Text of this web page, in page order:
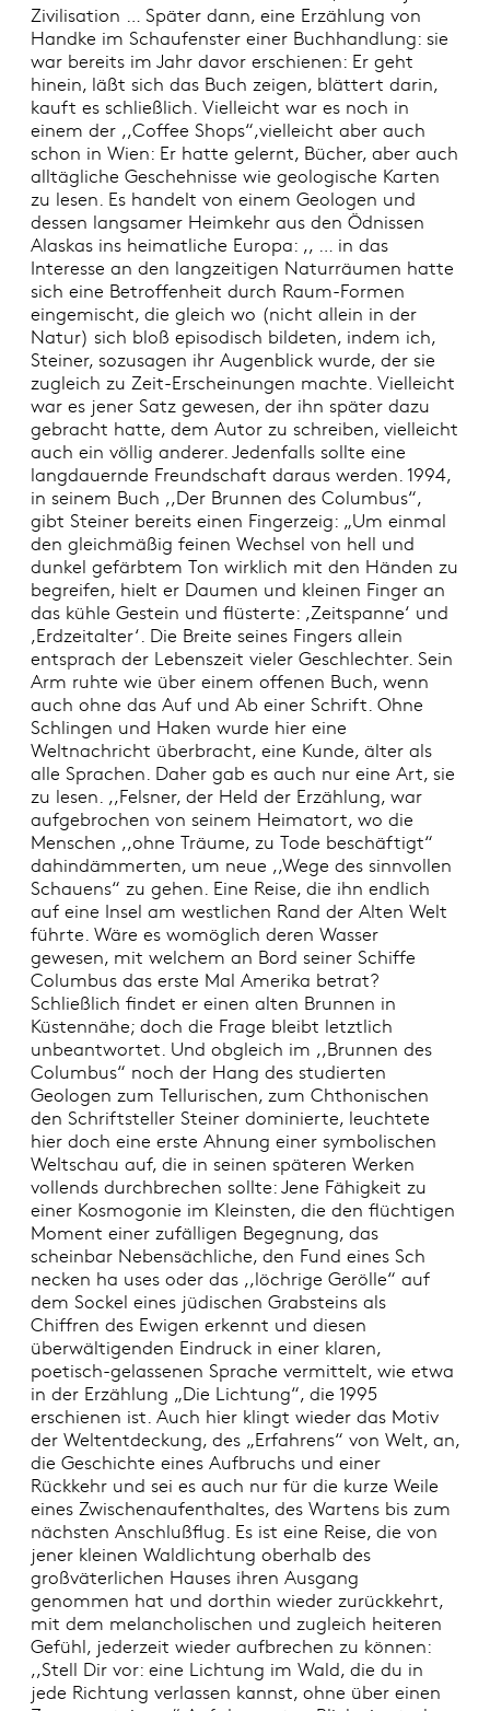
Zivilisation … Später dann, eine Erzählung von
Handke im Schaufenster einer Buchhandlung: sie
war bereits im Jahr davor erschienen: Er geht
hinein, läßt sich das Buch zeigen, blättert darin,
kauft es schließlich. Vielleicht war es noch in
einem der ,,Coffee Shops“,vielleicht aber auch
schon in Wien: Er hatte gelernt, Bücher, aber auch
alltägliche Geschehnisse wie geologische Karten
zu lesen. Es handelt von einem Geologen und
dessen langsamer Heimkehr aus den Ödnissen
Alaskas ins heimatliche Europa: ,, … in das
Interesse an den langzeitigen Naturräumen hatte
sich eine Betroffenheit durch Raum-Formen
eingemischt, die gleich wo (nicht allein in der
Natur) sich bloß episodisch bildeten, indem ich,
Steiner, sozusagen ihr Augenblick wurde, der sie
zugleich zu Zeit-Erscheinungen machte. Vielleicht
war es jener Satz gewesen, der ihn später dazu
gebracht hatte, dem Autor zu schreiben, vielleicht
auch ein völlig anderer. Jedenfalls sollte eine
langdauernde Freundschaft daraus werden. 1994,
in seinem Buch ,,Der Brunnen des Columbus“,
gibt Steiner bereits einen Fingerzeig: „Um einmal
den gleichmäßig feinen Wechsel von hell und
dunkel gefärbtem Ton wirklich mit den Händen zu
begreifen, hielt er Daumen und kleinen Finger an
das kühle Gestein und flüsterte: ,Zeitspanne‘ und
,Erdzeitalter‘. Die Breite seines Fingers allein
entsprach der Lebenszeit vieler Geschlechter. Sein
Arm ruhte wie über einem offenen Buch, wenn
auch ohne das Auf und Ab einer Schrift. Ohne
Schlingen und Haken wurde hier eine
Weltnachricht überbracht, eine Kunde, älter als
alle Sprachen. Daher gab es auch nur eine Art, sie
zu lesen. ,,Felsner, der Held der Erzählung, war
aufgebrochen von seinem Heimatort, wo die
Menschen ,,ohne Träume, zu Tode beschäftigt“
dahindämmerten, um neue ,,Wege des sinnvollen
Schauens“ zu gehen. Eine Reise, die ihn endlich
auf eine Insel am westlichen Rand der Alten Welt
führte. Wäre es womöglich deren Wasser
gewesen, mit welchem an Bord seiner Schiffe
Columbus das erste Mal Amerika betrat?
Schließlich findet er einen alten Brunnen in
Küstennähe; doch die Frage bleibt letztlich
unbeantwortet. Und obgleich im ,,Brunnen des
Columbus“ noch der Hang des studierten
Geologen zum Tellurischen, zum Chthonischen
den Schriftsteller Steiner dominierte, leuchtete
hier doch eine erste Ahnung einer symbolischen
Weltschau auf, die in seinen späteren Werken
vollends durchbrechen sollte: Jene Fähigkeit zu
einer Kosmogonie im Kleinsten, die den flüchtigen
Moment einer zufälligen Begegnung, das
scheinbar Nebensächliche, den Fund eines Sch
necken ha uses oder das ,,löchrige Gerölle“ auf
dem Sockel eines jüdischen Grabsteins als
Chiffren des Ewigen erkennt und diesen
überwältigenden Eindruck in einer klaren,
poetisch-gelassenen Sprache vermittelt, wie etwa
in der Erzählung „Die Lichtung“, die 1995
erschienen ist. Auch hier klingt wieder das Motiv
der Weltentdeckung, des „Erfahrens“ von Welt, an,
die Geschichte eines Aufbruchs und einer
Rückkehr und sei es auch nur für die kurze Weile
eines Zwischenaufenthaltes, des Wartens bis zum
nächsten Anschlußflug. Es ist eine Reise, die von
jener kleinen Waldlichtung oberhalb des
großväterlichen Hauses ihren Ausgang
genommen hat und dorthin wieder zurückkehrt,
mit dem melancholischen und zugleich heiteren
Gefühl, jederzeit wieder aufbrechen zu können:
,,Stell Dir vor: eine Lichtung im Wald, die du in
jede Richtung verlassen kannst, ohne über einen